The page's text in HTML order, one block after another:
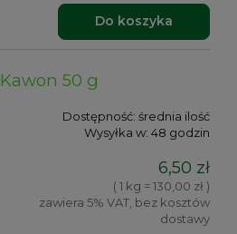
Do koszyka
50 g
Dostępność: średnia ilość
Wysyłka w: 48 godzin
6,50 zł
( 1 kg = 130,00 zł )
zawiera 5% VAT, bez kosztów
dostawy